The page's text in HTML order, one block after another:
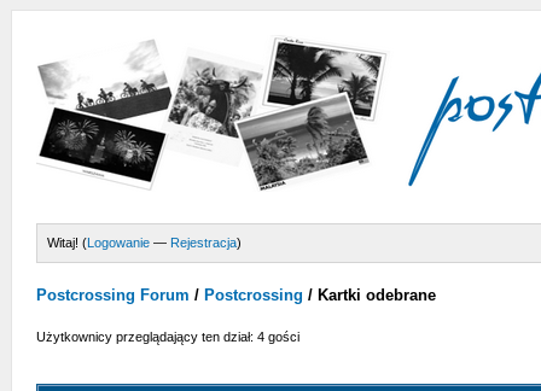
Witaj! (Logowanie — Rejestracja)
Postcrossing Forum / Postcrossing / Kartki odebrane
Użytkownicy przeglądający ten dział: 4 gości